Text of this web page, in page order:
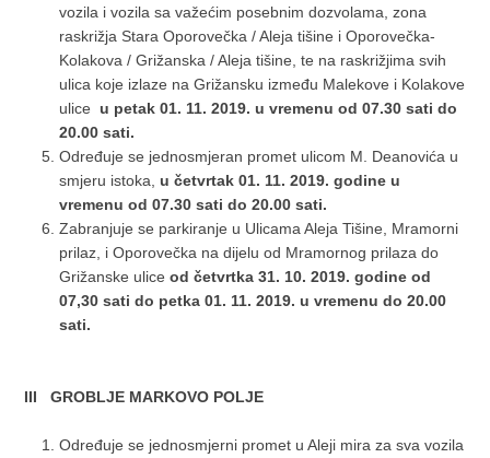
vozila i vozila sa važećim posebnim dozvolama, zona
raskrižja Stara Oporovečka / Aleja tišine i Oporovečka-
Kolakova / Grižanska / Aleja tišine, te na raskrižjima svih
ulica koje izlaze na Grižansku između Malekove i Kolakove
uliceu petak 01. 11. 2019. u vremenu od 07.30 sati do
20.00 sati.
Određuje se jednosmjeran promet ulicom M. Deanovića u
smjeru istoka,u četvrtak 01. 11. 2019. godine u
vremenu od 07.30 sati do 20.00 sati.
Zabranjuje se parkiranje u Ulicama Aleja Tišine, Mramorni
prilaz, i Oporovečka na dijelu od Mramornog prilaza do
Grižanske ulice od četvrtka 31. 10. 2019. godine od
07,30 sati do petka 01. 11. 2019. u vremenu do 20.00
sati.
III GROBLJE MARKOVO POLJE
Određuje se jednosmjerni promet u Aleji mira za sva vozila